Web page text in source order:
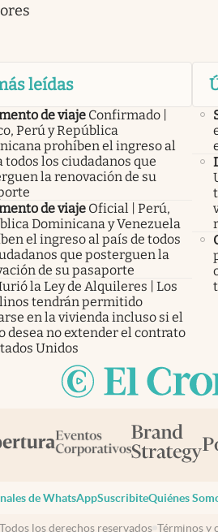
leídas
de viaje Confirmado |
Perú y República
prohíben el ingreso al
todos los ciudadanos que
la renovación de su
de viaje Oficial | Perú,
Dominicana y Venezuela
el ingreso al país de todos
que posterguen la
de su pasaporte
la Ley de Alquileres | Los
tendrán permitido
en la vivienda incluso si el
desea no extender el contrato
Unidos
de WhatsAppSuscribiteQuiénes
Todos los derechos reservados Términos y